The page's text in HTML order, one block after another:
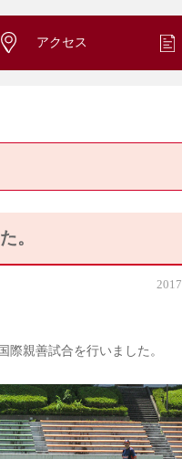
アクセス
。
親善試合を行いました。